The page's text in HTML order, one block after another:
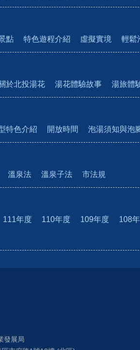
點 特色遊程介紹 虛擬實境 輕鬆
於北投湯花 湯花體驗故事 湯旅體
特色介紹 開放時間 泡湯須知與泡
溫泉法 溫泉子法 市法規
111年度 110年度 109年度 108
發展局